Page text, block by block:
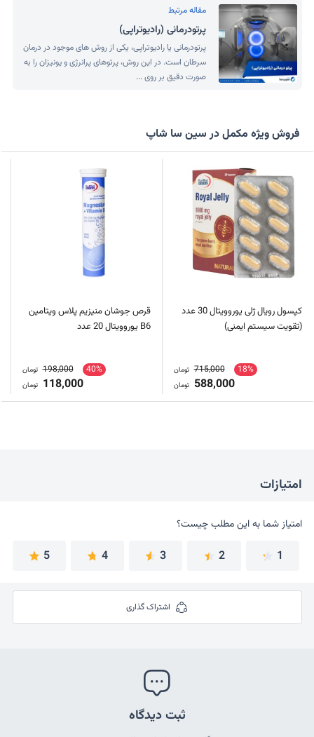
مقاله مرتبط
پرتودرمانی (رادیوتراپی)
پرتودرمانی یا رادیوتراپی، یکی از روش های موجود در درمان
سرطان است. در این روش، پرتوهای پرانرژی و یونیزان را به
صورت دقیق بر روی ...
فروش ویژه مکمل در سین سا شاپ
کپسول رویال ژلی یوروویتال 30 عدد
(تقویت سیستم ایمنی)
18%
715,000 تومان
588,000 تومان
قرص جوشان منیزیم پلاس ویتامین
B6 یوروویتال 20 عدد
40%
198,000 تومان
118,000 تومان
امتیازات
امتیاز شما به این مطلب چیست؟
امتیاز شما به این مطلب چیست؟
1
2
3
4
5
اشتراک گذاری
ثبت دیدگاه